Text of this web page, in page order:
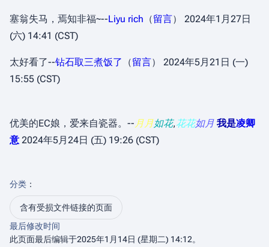
塞翁失马，焉知非福~--Liyu rich （留言） 2024年1月27日
(六) 14:41 (CST)
太好看了--钻石取三煮饭了 （留言） 2024年5月21日 (一)
15:55 (CST)
优美的EC娘，爱来自瓷器。-- 月月如花,花花如月 我是凌卿
意 2024年5月24日 (五) 19:26 (CST)
分类 ：​
含有受损文件链接的页面
最后修改时间
此页面最后编辑于2025年1月14日 (星期二) 14:12。